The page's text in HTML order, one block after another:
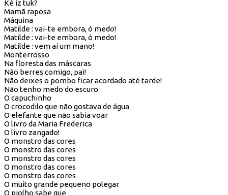
Ké iz tuk?
Mamã raposa
Máquina
Matilde : vai-te embora, ó medo!
Matilde : vai-te embora, ó medo!
Matilde : vem aí um mano!
Monterrosso
Na floresta das máscaras
Não berres comigo, pai!
Não deixes o pombo ficar acordado até tarde!
Não tenho medo do escuro
O capuchinho
O crocodilo que não gostava de água
O elefante que não sabia voar
O livro da Maria Frederica
O livro zangado!
O monstro das cores
O monstro das cores
O monstro das cores
O monstro das cores
O monstro das cores
O muito grande pequeno polegar
O piolho sabe que